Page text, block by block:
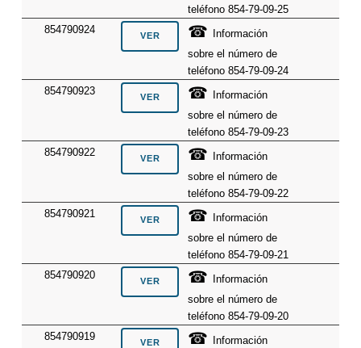
teléfono 854-79-09-25
854790924
☎
Información
sobre el número de
teléfono 854-79-09-24
854790923
☎
Información
sobre el número de
teléfono 854-79-09-23
854790922
☎
Información
sobre el número de
teléfono 854-79-09-22
854790921
☎
Información
sobre el número de
teléfono 854-79-09-21
854790920
☎
Información
sobre el número de
teléfono 854-79-09-20
854790919
☎
Información